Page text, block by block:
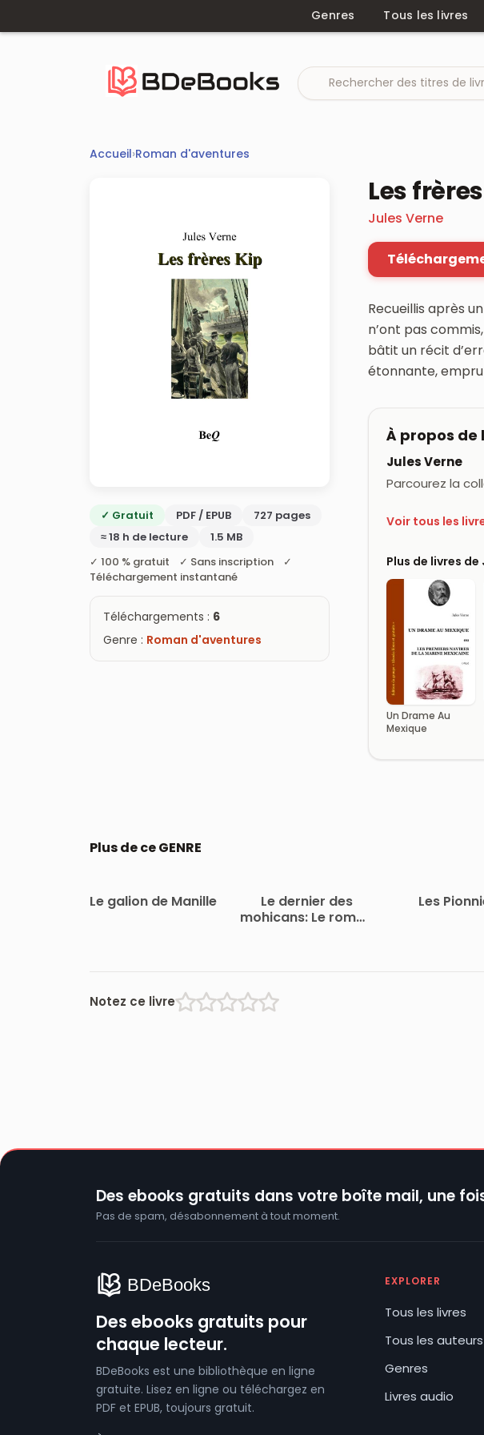
Genres Tous les livres
Accueil›Roman d'aventures
✓ Gratuit PDF / EPUB
727 pages
≈ 18 h de lecture
1.5 MB
✓ 100 % gratuit ✓ Sans inscription ✓
Téléchargement instantané
Téléchargements : 6
Genre : Roman d'aventures
Les
Jules Verne
Recueillis après
n’ont pas
bâtit un récit
étonnante,
À propos de
Jules Verne
Parcourez la
Voir tous les
Plus de livres de
Un Drame Au
Mexique
Plus de ce GENRE
Le galion de Manille
Le dernier des
mohicans: Le roman
Les
Notez ce livre
Des ebooks gratuits dans votre boîte mail, une
Pas de spam, désabonnement à tout moment.
Des ebooks gratuits pour
chaque lecteur.
BDeBooks est une bibliothèque en ligne
gratuite. Lisez en ligne ou téléchargez en
PDF et EPUB, toujours gratuit.
EXPLORER
Tous les livres
Tous les auteurs
Genres
Livres audio